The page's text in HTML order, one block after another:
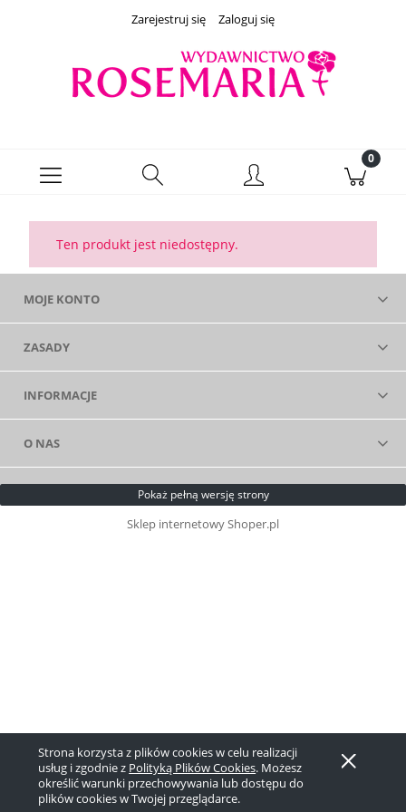
Strona korzysta z plików cookies w celu realizacji
usług i zgodnie z Polityką Plików Cookies. Możesz
określić warunki przechowywania lub dostępu do
plików cookies w Twojej przeglądarce.
Zarejestruj się Zaloguj się
Ten produkt jest niedostępny.
MOJE KONTO
ZASADY
INFORMACJE
O NAS
Pokaż pełną wersję strony
Sklep internetowy Shoper.pl